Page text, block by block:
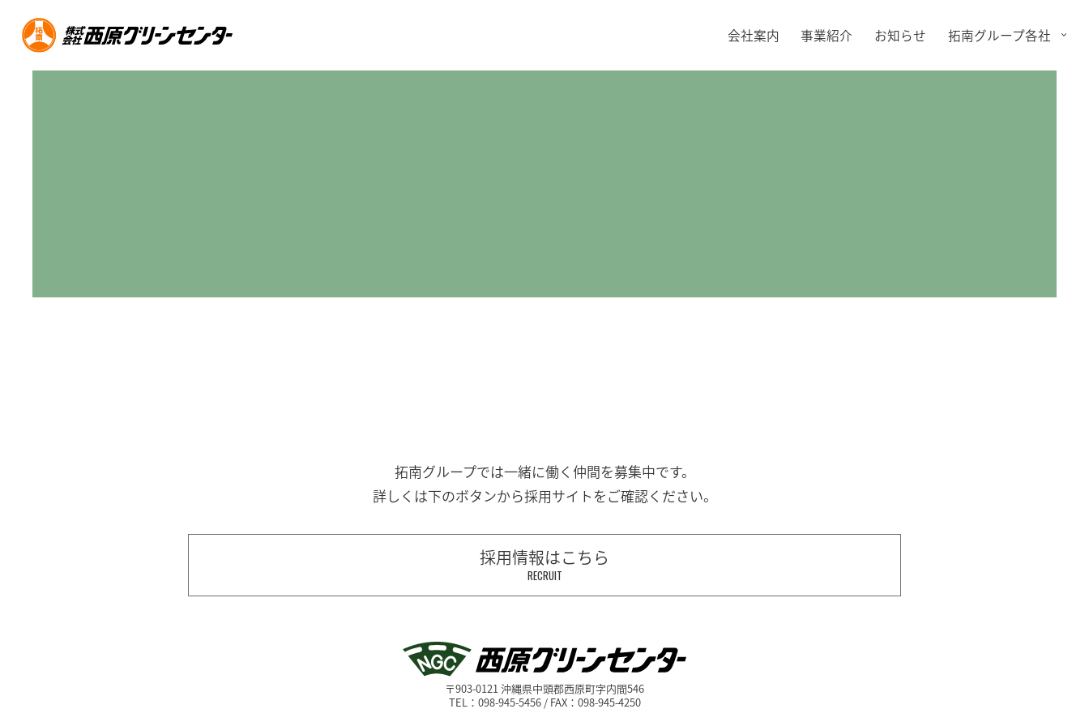
会社案内 事業紹介 お知らせ 拓南グループ各社
拓南グループでは一緒に働く 仲間を募集中です。
詳しくは下のボタンから採用サイトをご確認ください。
採用情報はこちら
RECRUIT
〒903-0121 沖縄県中頭郡西原町字内間546
TEL：098-945-5456 / FAX：098-945-4250